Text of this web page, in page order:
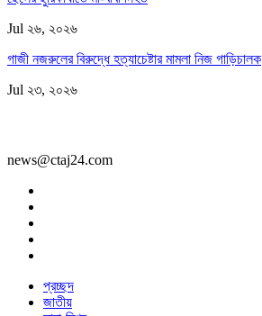
Jul ২৬, ২০২৬
গাজী নজরুলের বিরুদ্ধে হত্যাচেষ্টার মামলা নিজ গাড়িচালক
Jul ২৩, ২০২৬
news@ctaj24.com
প্রচ্ছদ
জাতীয়